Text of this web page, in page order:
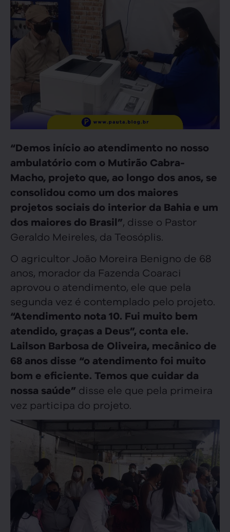
“Demos início ao atendimento no nosso
ambulatório com o Mutirão Cabra-
Macho, projeto que, ao longo dos anos, se
consolidou como um dos maiores
projetos sociais do interior da Bahia e um
dos maiores do Brasil”, disse o Pastor
Geraldo Meireles, da Teosóplis.
O agricultor João Moreira Benigno de 68
anos, morador da Fazenda Coaraci
aprovou o atendimento, ele que pela
segunda vez é contemplado pelo projeto.
“Atendimento nota 10. Fui muito bem
atendido, graças a Deus”, conta ele.
Lailson Barbosa de Oliveira, mecânico de
68 anos disse “o atendimento foi muito
bom e eficiente. Temos que cuidar da
nossa saúde” disse ele que pela primeira
vez participa do projeto.